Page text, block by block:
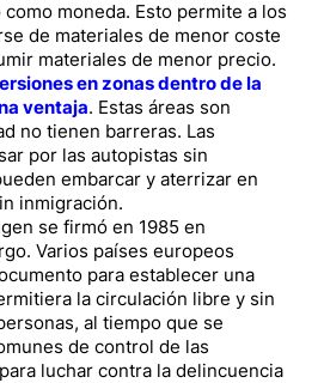
moneda. Esto permite a los
de materiales de menor coste
materiales de menor precio.
en zonas dentro de la
ventaja. Estas áreas son
no tienen barreras. Las
por las autopistas sin
embarcar y aterrizar en
inmigración.
se firmó en 1985 en
Varios países europeos
para establecer una
la circulación libre y sin
al tiempo que se
de control de las
luchar contra la delincuencia